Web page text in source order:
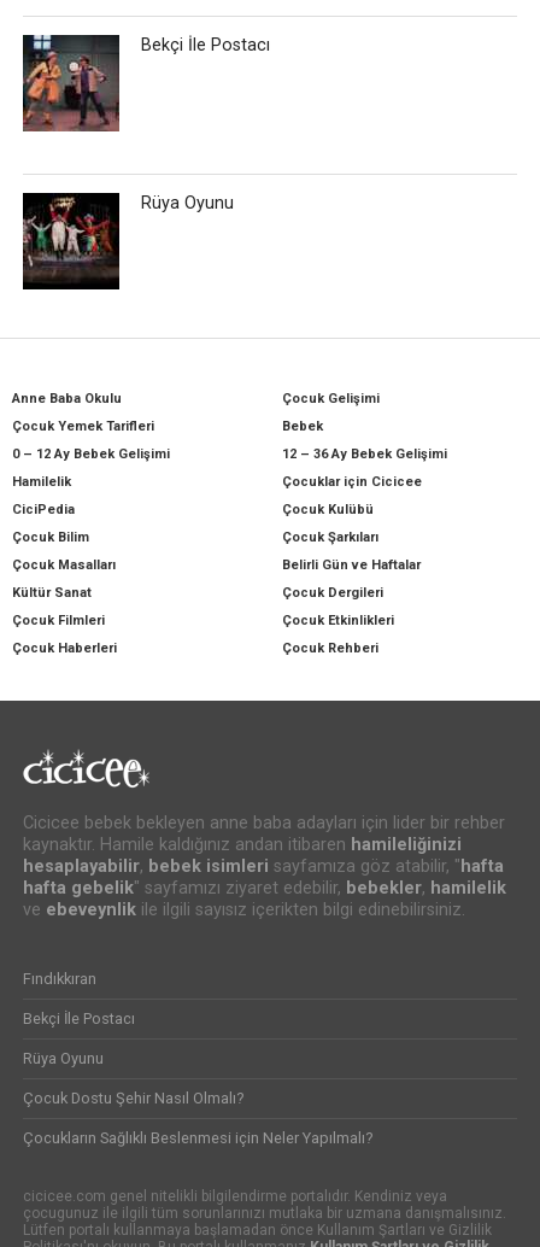
Bekçi İle Postacı
Rüya Oyunu
Anne Baba Okulu
Çocuk Gelişimi
Çocuk Yemek Tarifleri
Bebek
0 – 12 Ay Bebek Gelişimi
12 – 36 Ay Bebek Gelişimi
Hamilelik
Çocuklar için Cicicee
CiciPedia
Çocuk Kulübü
Çocuk Bilim
Çocuk Şarkıları
Çocuk Masalları
Belirli Gün ve Haftalar
Kültür Sanat
Çocuk Dergileri
Çocuk Filmleri
Çocuk Etkinlikleri
Çocuk Haberleri
Çocuk Rehberi
Cicicee bebek bekleyen anne baba adayları için lider bir rehber
kaynaktır. Hamile kaldığınız andan itibaren hamileliğinizi
hesaplayabilir, bebek isimleri sayfamıza göz atabilir, " hafta
hafta gebelik" sayfamızı ziyaret edebilir, bebekler, hamilelik
ve ebeveynlikile ilgili sayısız içerikten bilgi edinebilirsiniz.
Fındıkkıran
Bekçi İle Postacı
Rüya Oyunu
Çocuk Dostu Şehir Nasıl Olmalı?
Çocukların Sağlıklı Beslenmesi için Neler Yapılmalı?
cicicee.com genel nitelikli bilgilendirme portalıdır. Kendiniz veya
çocugunuz ile ilgili tüm sorunlarınızı mutlaka bir uzmana danışmalısınız.
Lütfen portalı kullanmaya başlamadan önce Kullanım Şartları ve Gizlilik